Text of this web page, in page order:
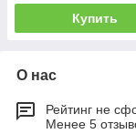
Купить
О нас
Рейтинг не
Менее 5